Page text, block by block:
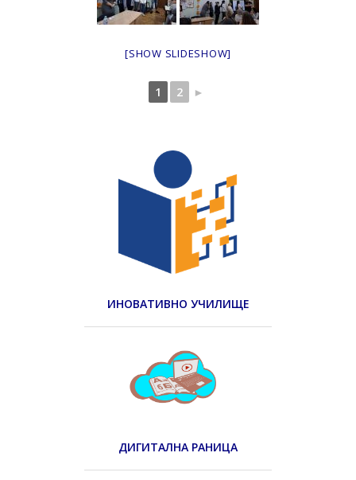
[SHOW SLIDESHOW]
1 2 ►
ИНОВАТИВНО УЧИЛИЩЕ
ДИГИТАЛНА РАНИЦА